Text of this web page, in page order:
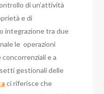
di un’attività
e di
integrazione tra due
le operazioni
e a
gestionali delle
ci riferisce che